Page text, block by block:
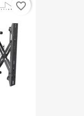
favorite_border